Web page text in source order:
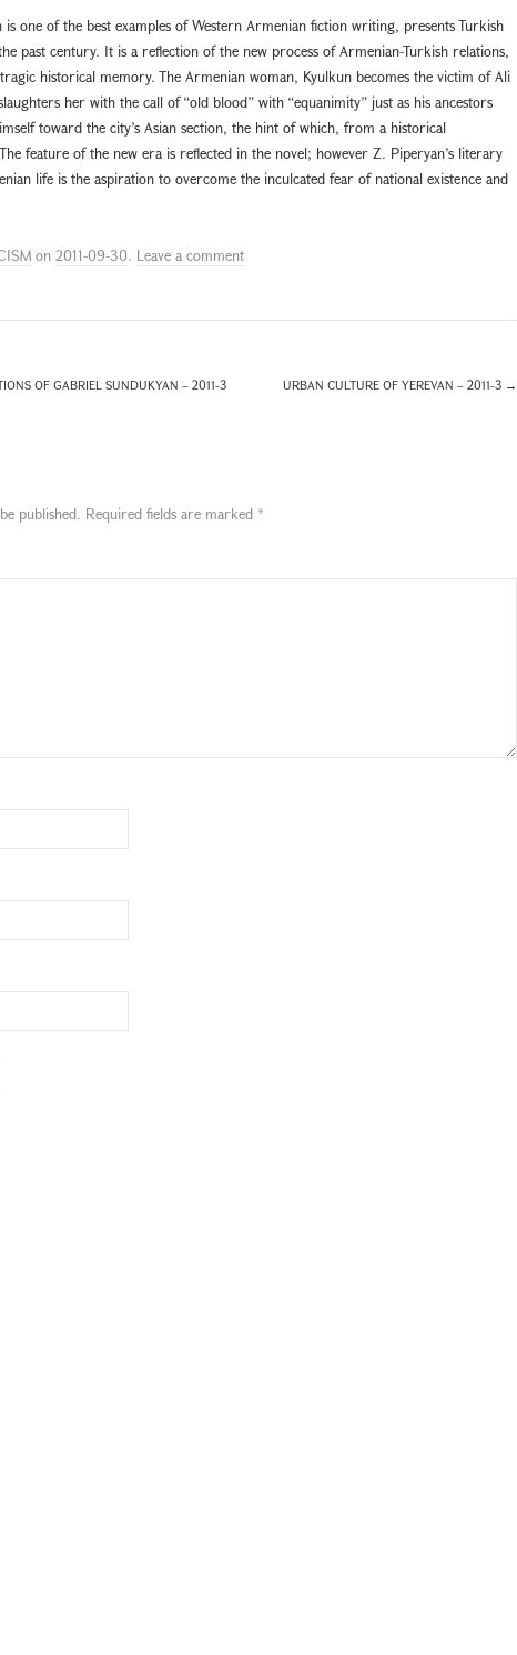
one of the best examples of Western Armenian fiction writing, presents Turkish
past century. It is a reflection of the new process of Armenian-Turkish relations,
historical memory. The Armenian woman, Kyulkun becomes the victim of Ali
her with the call of “old blood” with “equanimity” just as his ancestors
toward the city’s Asian section, the hint of which, from a historical
feature of the new era is reflected in the novel; however Z. Piperyan’s literary
life is the aspiration to overcome the inculcated fear of national existence and
on 2011-09-30. Leave a comment
OF GABRIEL SUNDUKYAN – 2011-3 URBAN CULTURE OF YEREVAN – 2011-3 →
published. Required fields are marked *